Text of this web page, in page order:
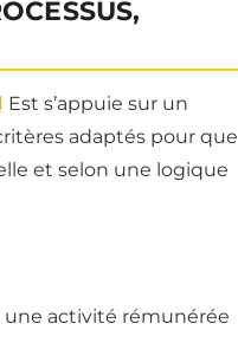
Est s’appuie sur un
adaptés pour que
et selon une logique
une activité rémunérée